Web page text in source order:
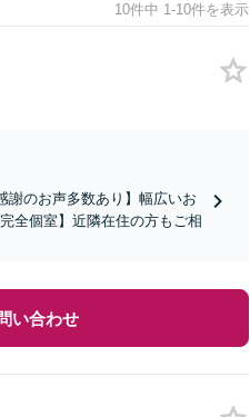
10件中 1-10件を表示
謝のお声多数あり】幅広いお
全個室】近隣在住の方もご相
い合わせ